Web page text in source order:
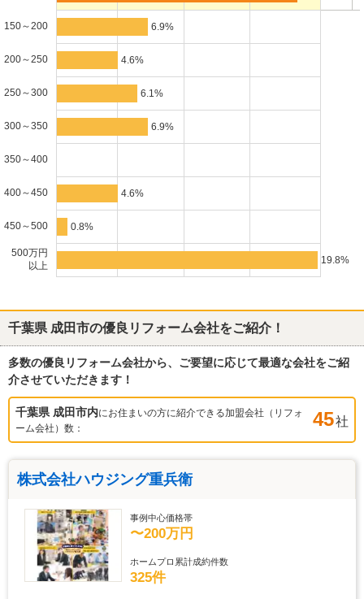
150～200 6.9%
200～250 4.6%
250～300 6.1%
300～350 6.9%
350～400
400～450 4.6%
450～500 0.8%
500万円
以上
19.8%
千葉県 成田市の優良リフォーム会社をご紹介！
多数の優良リフォーム会社から、ご要望に応じて最適な会社をご紹
介させていただきます！
千葉県 成田市内にお住まいの方に紹介できる加盟会社（リフォ
ーム会社）数：
45社
株式会社ハウジング重兵衛
事例中心価格帯
〜200万円
ホームプロ累計成約件数
325件